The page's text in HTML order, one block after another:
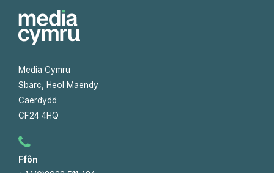
Media Cymru
Sbarc, Heol Maendy
Caerdydd
CF24 4HQ
Ffôn